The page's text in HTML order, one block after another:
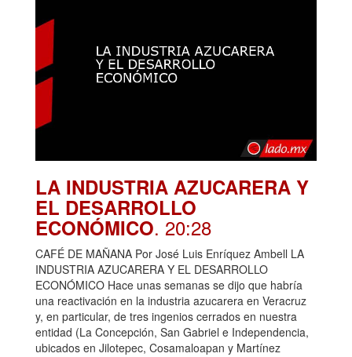
LA INDUSTRIA AZUCARERA Y
EL DESARROLLO
ECONÓMICO. 20:28
CAFÉ DE MAÑANA Por José Luis Enríquez Ambell LA
INDUSTRIA AZUCARERA Y EL DESARROLLO
ECONÓMICO Hace unas semanas se dijo que habría
una reactivación en la industria azucarera en Veracruz
y, en particular, de tres ingenios cerrados en nuestra
entidad (La Concepción, San Gabriel e Independencia,
ubicados en Jilotepec, Cosamaloapan y Martínez